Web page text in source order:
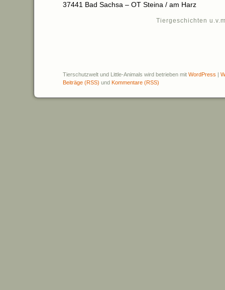
37441 Bad Sachsa – OT Steina / am Harz
Tiergeschichten
Tierschutzwelt und Little-Animals wird betrieben mit WordPress |
Beiträge (RSS) und Kommentare (RSS)